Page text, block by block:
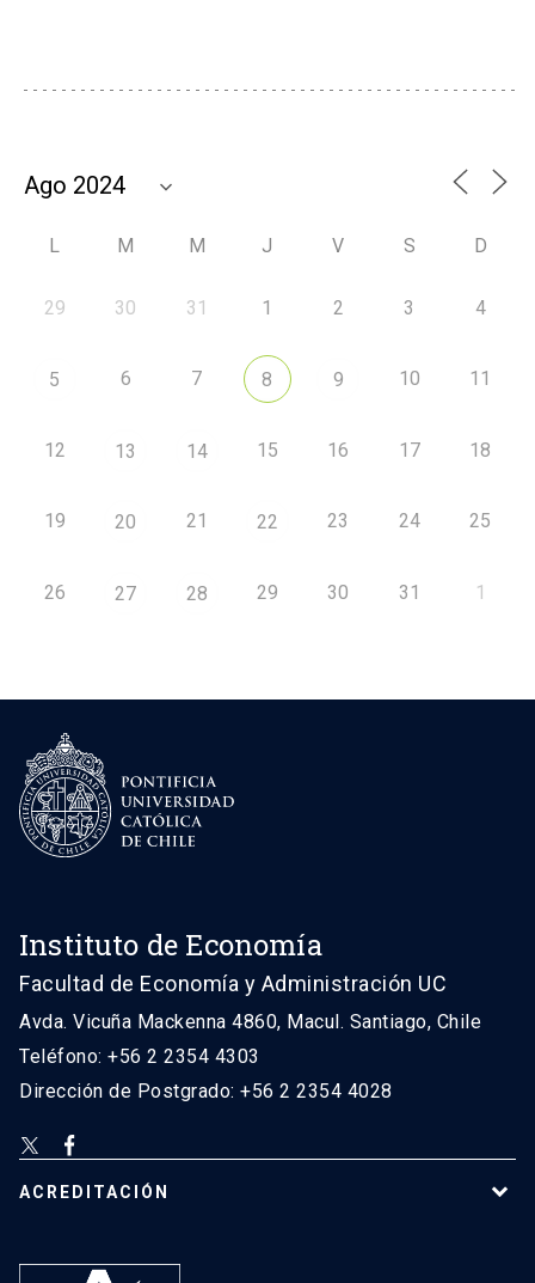
L M M J V S D
29 30 31 1 2 3 4
5 6 7 8 9 10 11
12 13 14 15 16 17 18
19 20 21 22 23 24 25
26 27 28 29 30 31 1
Instituto de Economía
Facultad de Economía y Administración UC
Avda. Vicuña Mackenna 4860, Macul. Santiago, Chile
Teléfono: +56 2 2354 4303
Dirección de Postgrado: +56 2 2354 4028
ACREDITACIÓN